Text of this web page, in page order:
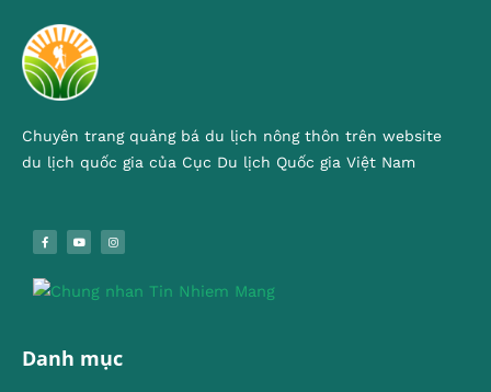
Chuyên trang quảng bá du lịch nông thôn trên website
du lịch quốc gia của Cục Du lịch Quốc gia Việt Nam
Danh mục